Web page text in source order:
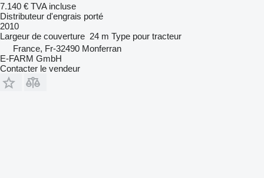
7.140 € TVA incluse
Distributeur d'engrais porté
2010
Largeur de couverture 24 m Type pour tracteur
France, Fr-32490 Monferran
E-FARM GmbH
Contacter le vendeur